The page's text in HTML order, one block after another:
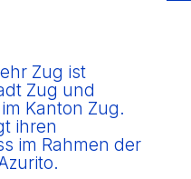
Zug ist
Zug und
Kanton Zug.
ihren
im Rahmen der